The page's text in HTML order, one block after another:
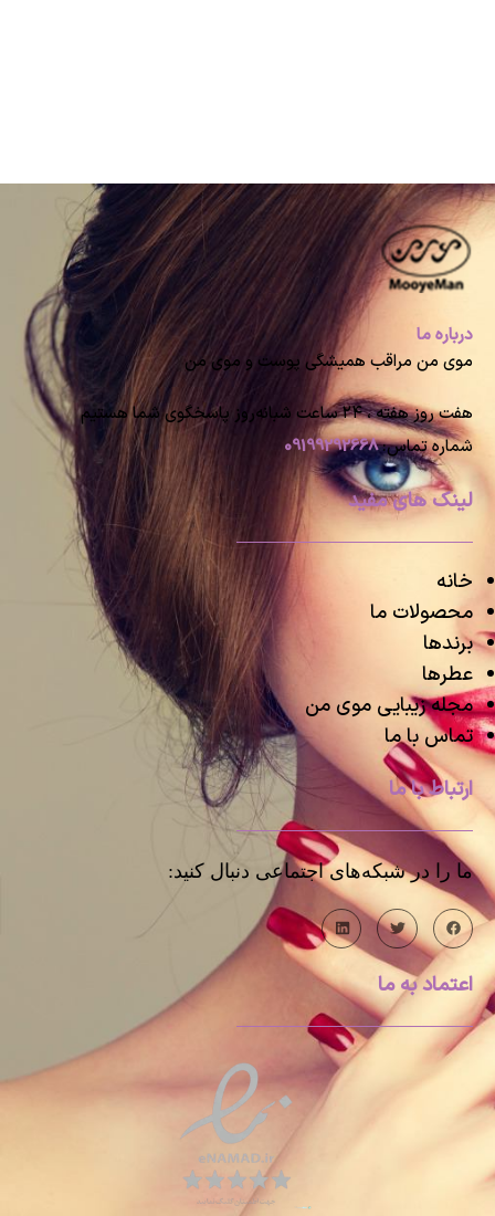
درباره ما
موی من مراقب همیشگی پوست و موی من
هفت روز هفته ، ۲۴ ساعت شبانه‌روز پاسخگوی شما هستیم
شماره تماس:09199292668
لینک های مفید
خانه
محصولات ما
برندها
عطرها
مجله زیبایی موی من
تماس با ما
ارتباط با ما
ما را در شبکه‌های اجتماعی دنبال کنید:
اعتماد به ما